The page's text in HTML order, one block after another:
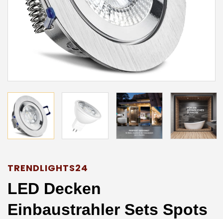
TRENDLIGHTS24
LED Decken
Einbaustrahler Sets Spots